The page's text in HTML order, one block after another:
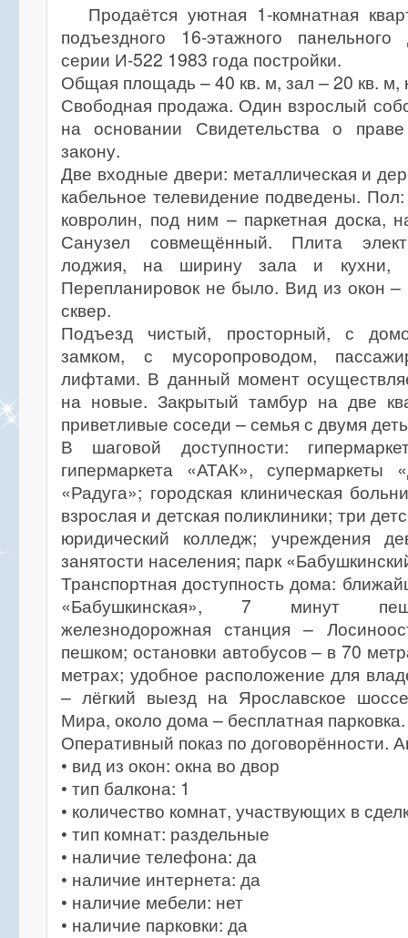
Продаётся уютная 1-комнатная
подъездного 16-этажного
серии И-522 1983 года постройки.
Общая площадь – 40 кв. м, зал – 20 кв. м,
Свободная продажа. Один взрослый
на основании Свидетельства о
закону.
Две входные двери: металлическая и
кабельное телевидение подведены.
ковролин, под ним – паркетная доска,
Санузел совмещённый. Плита
лоджия, на ширину зала и
Перепланировок не было. Вид из окон
сквер.
Подъезд чистый, просторный, с
замком, с мусоропроводом,
лифтами. В данный момент
на новые. Закрытый тамбур на две
приветливые соседи – семья с двумя
В шаговой доступности:
гипермаркета «АТАК», супермаркеты
«Радуга»; городская клиническая
взрослая и детская поликлиники; три
юридический колледж; учреждения
занятости населения; парк
Транспортная доступность дома:
«Бабушкинская», 7 минут
железнодорожная станция –
пешком; остановки автобусов – в 70
метрах; удобное расположение для
– лёгкий выезд на Ярославское
Мира, около дома – бесплатная парковка.
Оперативный показ по договорённости.
• вид из окон: окна во двор
• тип балкона: 1
• количество комнат, участвующих в
• тип комнат: раздельные
• наличие телефона: да
• наличие интернета: да
• наличие мебели: нет
• наличие парковки: да